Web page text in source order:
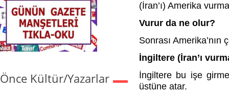
Önce Kültür/Yazarlar
(İran’ı) Amerika
Vurur da ne olur?
Sonrası Amerika’nın
İngiltere (İran’ı
İngiltere bu işe
üstüne atar.